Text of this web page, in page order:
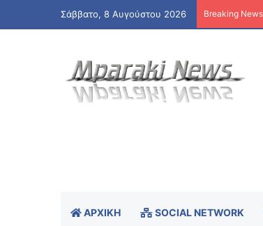
Σάββατο, 8 Αυγούστου 2026 Breaking News
ΑΡΧΙΚΉ SOCIAL NETWORK